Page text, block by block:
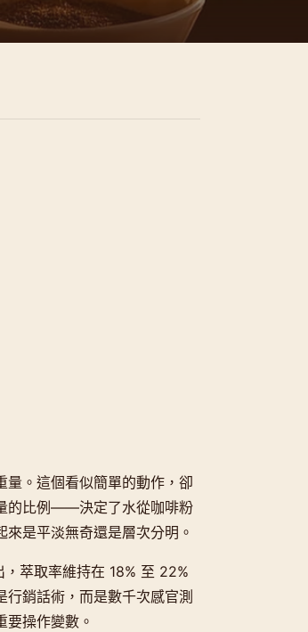
量。這個看似簡單的動作，卻
的比例——決定了水從咖啡粉
是平淡無奇還是層次分明。
萃取率維持在 18% 至 22%
銷話術，而是數千次感官測
操作變數。